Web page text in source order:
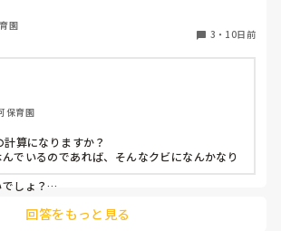
園
3 ・ 10日前
保育園
算になりますか？
でいるのであれば、そんなクビになんかなり
しょ？
生が、もしも今後、いい気がしないと言葉にし
回答をもっと見る